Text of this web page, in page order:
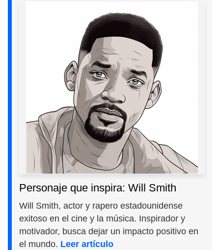
Personaje que inspira: Will Smith
Will Smith, actor y rapero estadounidense
exitoso en el cine y la música. Inspirador y
motivador, busca dejar un impacto positivo en
el mundo. Leer artículo